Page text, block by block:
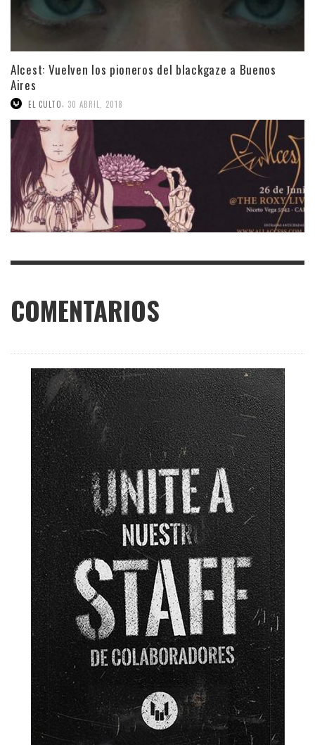
Alcest: Vuelven los pioneros del blackgaze a Buenos
Aires
EL CULTO 30 ABRIL, 2018
COMENTARIOS